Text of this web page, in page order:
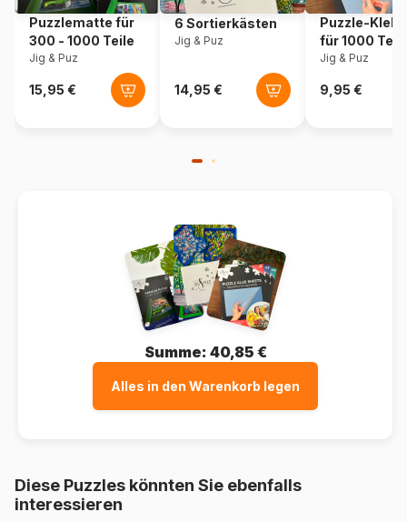
Maße 85 x 61 cm
Material
Verpackung Puzzlekarton
Puzzlematte für
300 - 1000 Teile
Jig & Puz
6 Sortierkästen
Jig & Puz
Puzzle-
für 1000
Jig & Puz
Summe: 40,85 €
Alles in den Warenkorb legen
Diese Puzzles könnten Sie ebenfalls
interessieren